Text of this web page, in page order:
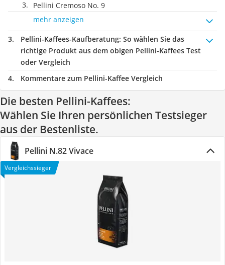
Pellini Cremoso No. 9
mehr anzeigen
Pellini-Kaffees-Kaufberatung: So wählen Sie das
richtige Produkt aus dem obigen Pellini-Kaffees Test
oder Vergleich
Kommentare zum Pellini-Kaffee Vergleich
Die besten Pellini-Kaffees:
Wählen Sie Ihren persönlichen Testsieger
aus der Bestenliste.
Pellini N.82 Vivace
Vergleichssieger